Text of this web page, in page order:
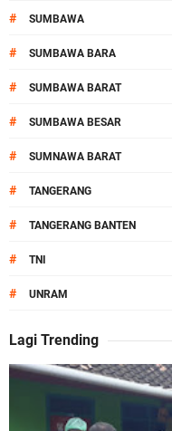
# SUMBAWA
# SUMBAWA BARA
# SUMBAWA BARAT
# SUMBAWA BESAR
# SUMNAWA BARAT
# TANGERANG
# TANGERANG BANTEN
# TNI
# UNRAM
Lagi Trending